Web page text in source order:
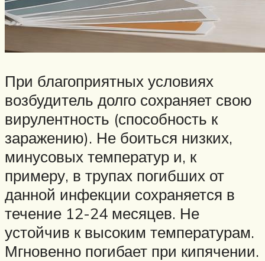
При благоприятных условиях
возбудитель долго сохраняет свою
вирулентность (способность к
заражению). Не боиться низких,
минусовых температур и, к
примеру, в трупах погибших от
данной инфекции сохраняется в
течение 12-24 месяцев. Не
устойчив к высоким температурам.
Мгновенно погибает при кипячении.